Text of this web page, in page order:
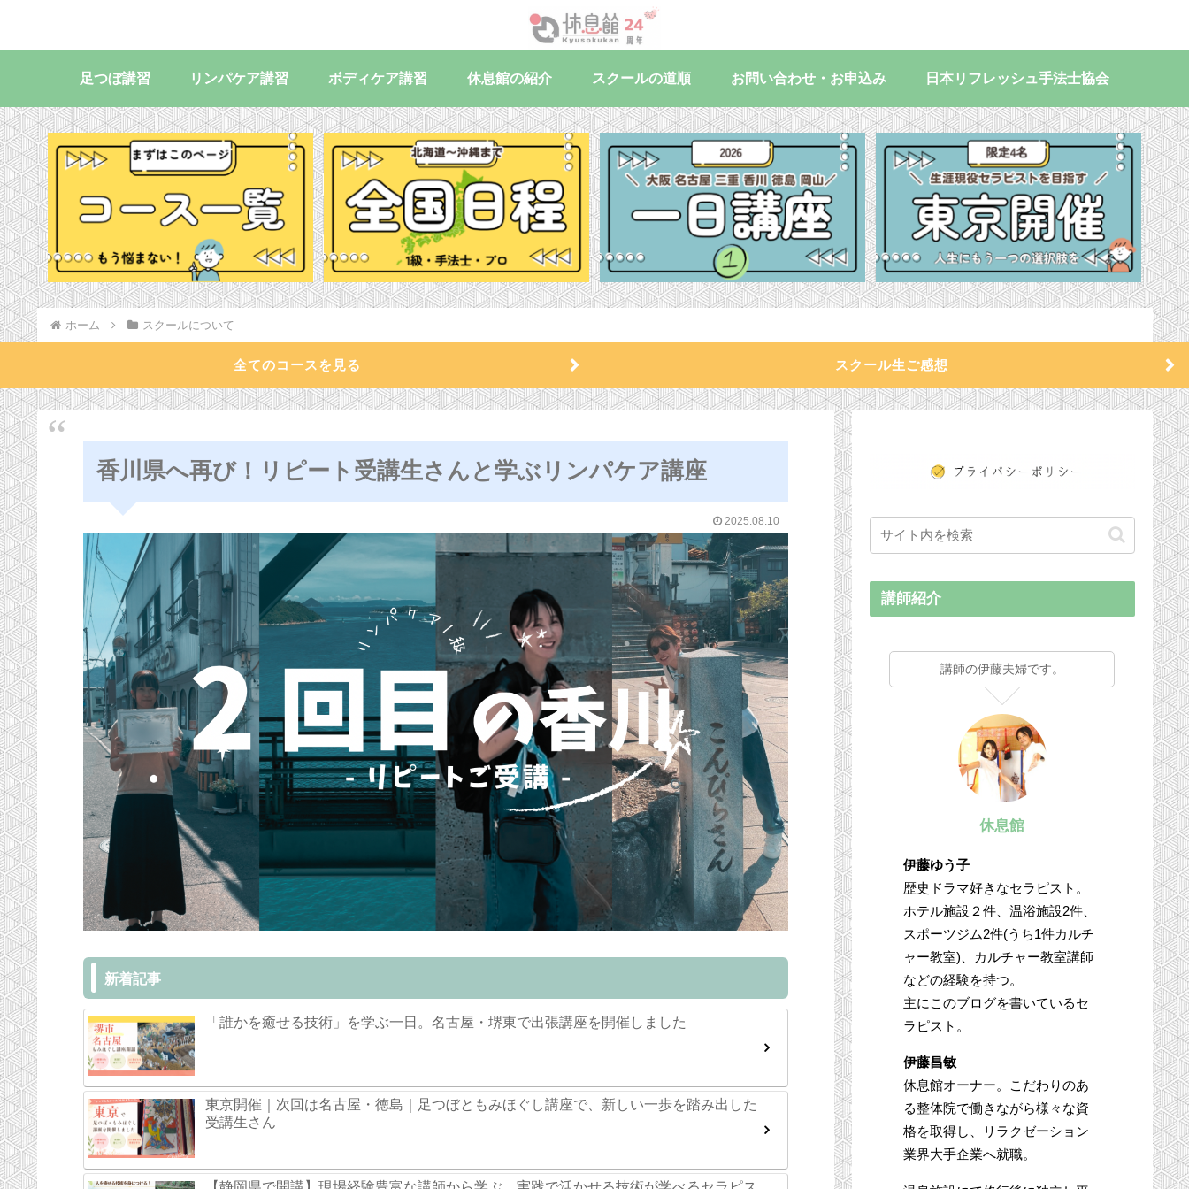
足つぼ講習 リンパケア講習 ボディケア講習 休息館の紹介 スクールの道順 お問い合わせ・お申込み 日本リフレッシュ手法士協会
ホーム スクールについて
全てのコースを見る スクール生ご感想
香川県へ再び！リピート受講生さんと学ぶリンパケア講座
2025.08.10
新着記事
「誰かを癒せる技術」を学ぶ一日。名古屋・堺東で出張講座を開催しました
東京開催｜次回は名古屋・徳島｜足つぼともみほぐし講座で、新しい一歩を踏み出した
受講生さん
講師紹介
講師の伊藤夫婦です。
休息館
伊藤ゆう子
歴史ドラマ好きなセラピスト。
ホテル施設２件、温浴施設2件、
スポーツジム2件(うち1件カルチ
ャー教室)、カルチャー教室講師
などの経験を持つ。
主にこのブログを書いているセ
ラピスト。
伊藤昌敏
休息館オーナー。こだわりのあ
る整体院で働きながら様々な資
格を取得し、リラクゼーション
業界大手企業へ就職。